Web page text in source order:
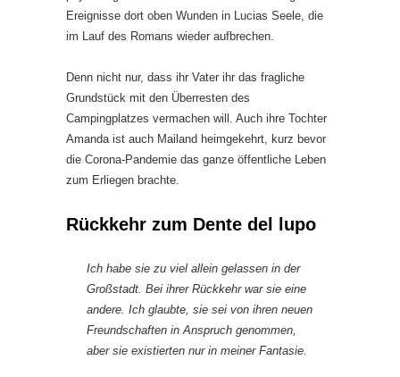
Ereignisse dort oben Wunden in Lucias Seele, die
im Lauf des Romans wieder aufbrechen.
Denn nicht nur, dass ihr Vater ihr das fragliche
Grundstück mit den Überresten des
Campingplatzes vermachen will. Auch ihre Tochter
Amanda ist auch Mailand heimgekehrt, kurz bevor
die Corona-Pandemie das ganze öffentliche Leben
zum Erliegen brachte.
Rückkehr zum Dente del lupo
Ich habe sie zu viel allein gelassen in der
Großstadt. Bei ihrer Rückkehr war sie eine
andere. Ich glaubte, sie sei von ihren neuen
Freundschaften in Anspruch genommen,
aber sie existierten nur in meiner Fantasie.